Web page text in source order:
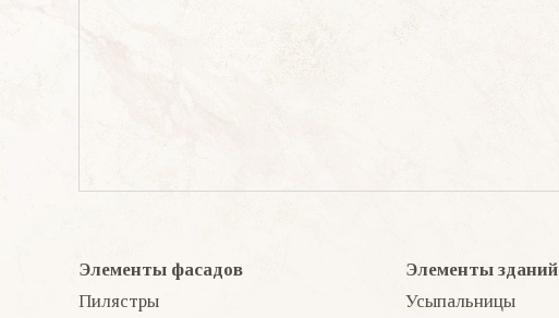
Элементы фасадов
Пилястры
Элементы зданий
Усыпальницы